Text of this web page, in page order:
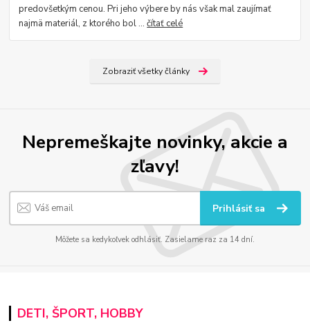
predovšetkým cenou. Pri jeho výbere by nás však mal zaujímať
najmä materiál, z ktorého bol ...čítať celé
Zobraziť všetky články
Nepremeškajte novinky, akcie a
zľavy!
Prihlásiť sa
Môžete sa kedykoľvek odhlásiť. Zasielame raz za 14 dní.
DETI, ŠPORT, HOBBY